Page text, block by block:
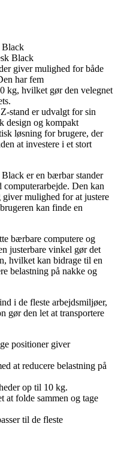
Black
giver mulighed for både
har fem
kg, hvilket gør den velegnet
stand er udvalgt for sin
design og kompakt
løsning for brugere, der
at investere i et stort
er en bærbar stander
Den kan
giver mulighed for at justere
kan finde en
bærbare computere og
justerbare vinkel gør det
hvilket kan bidrage til en
belastning på nakke og
i de fleste arbejdsmiljøer,
gør den let at transportere
positioner giver
at reducere belastning på
op til 10 kg.
at folde sammen og tage
til de fleste